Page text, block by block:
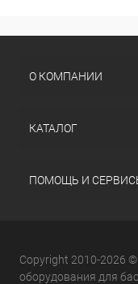
О КОМПАНИИ
КАТАЛОГ
ПОМОЩЬ И
Copyright 2010-2026
оборудования для